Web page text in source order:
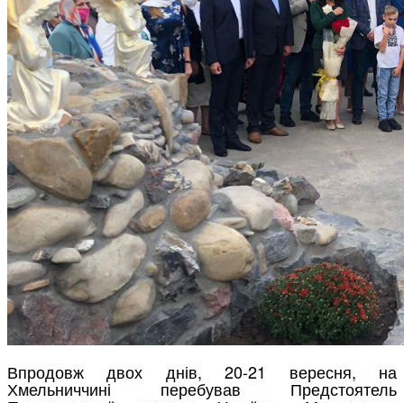
Впродовж двох днів, 20-21 вересня, на
Хмельниччині перебував Предстоятель